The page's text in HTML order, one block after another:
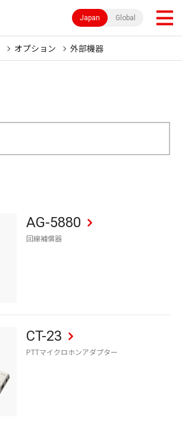
Japan Global
オプション 外部機器
AG-5880
回線補償器
CT-23
PTTマイクロホンアダプター